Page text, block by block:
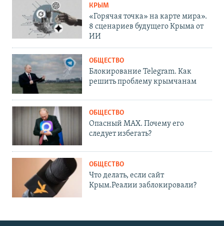
КРЫМ
«Горячая точка» на карте мира».
8 сценариев будущего Крыма от
ИИ
ОБЩЕСТВО
Блокирование Telegram. Как
решить проблему крымчанам
ОБЩЕСТВО
Опасный MAX. Почему его
следует избегать?
ОБЩЕСТВО
Что делать, если сайт
Крым.Реалии заблокировали?